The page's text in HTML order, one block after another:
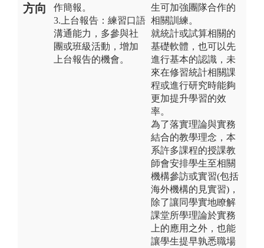
方向
作簡報。
3.上台報告：練習口語
溝通能力，多參與社
團或班級活動，增加
上台報告的機會。
生可加強團隊合作的
相關訓練。
就統計或試算相關的
基礎軟體，也可以先
進行基本的認識，未
來在修習統計相關課
程或進行研究時能夠
更加提升學習的效
率。
為了落實理論與實務
結合的教學理念，本
系許多課程的授課教
師會安排學生至相關
機構參訪或實習(包括
海外機構的見實習)，
除了讓同學實地瞭解
課堂所學理論於實務
上的應用之外，也能
讓學生提早孰悉職場